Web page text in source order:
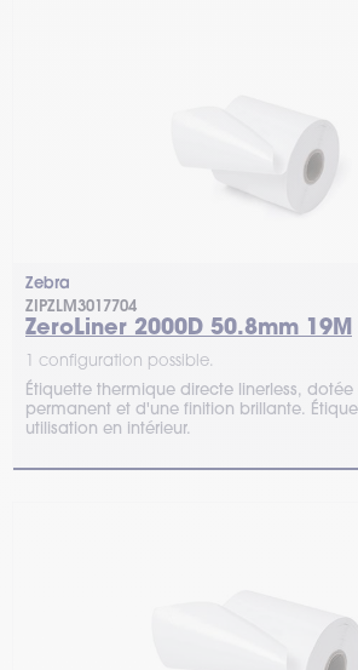
Zebra
ZIPZLM3017704
ZeroLiner 2000D 50.8mm 19M
1 configuration possible.
Étiquette thermique directe linerless,
permanent et d'une finition brillante.
utilisation en intérieur.